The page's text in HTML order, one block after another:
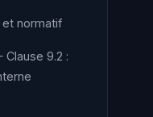
normatif
Clause 9.2 :